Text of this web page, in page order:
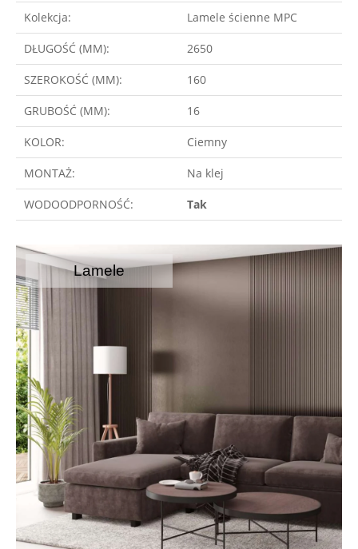
Kolekcja: Lamele ścienne MPC
DŁUGOŚĆ (MM): 2650
SZEROKOŚĆ (MM): 160
GRUBOŚĆ (MM): 16
KOLOR: Ciemny
MONTAŻ: Na klej
WODOODPORNOŚĆ: Tak
Lamele